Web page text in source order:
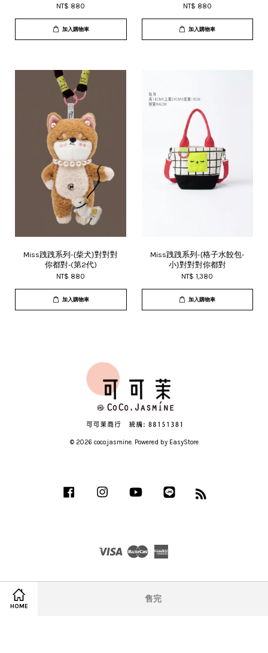
HOME
售完
NT$ 880
加入購物車
NT$ 880
加入購物車
Miss跩跩系列-{柴犬}對對對
你都對-(第2代)
NT$ 880
加入購物車
Miss跩跩系列-{格子水餃包-
小}對對對你都對
NT$ 1,380
加入購物車
© 2026 coco.jasmine. Powered by EasyStore
Facebook Instagram YouTube
Visa Master